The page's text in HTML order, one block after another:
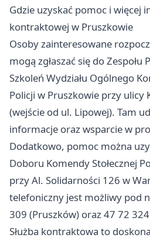
Gdzie uzyskać pomoc i więcej
kontraktowej w Pruszkowie
Osoby zainteresowane
mogą zgłaszać się do Zespołu
Szkoleń Wydziału Ogólnego
Policji w Pruszkowie przy ulicy
(wejście od ul. Lipowej). Tam
informacje oraz wsparcie w
Dodatkowo, pomoc można
Doboru Komendy Stołecznej
przy Al. Solidarności 126 w
telefoniczny jest możliwy pod
309 (Pruszków) oraz 47 72
Służba kontraktowa to